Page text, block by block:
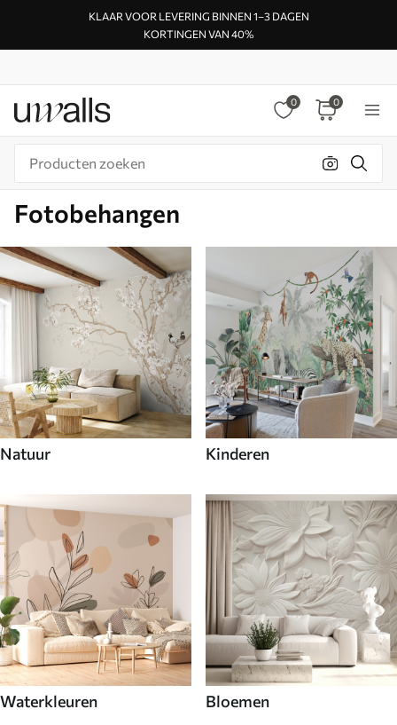
KLAAR VOOR LEVERING BINNEN 1–3 DAGEN
KORTINGEN VAN 40%
0 0
Fotobehangen
Natuur Kinderen
Waterkleuren Bloemen